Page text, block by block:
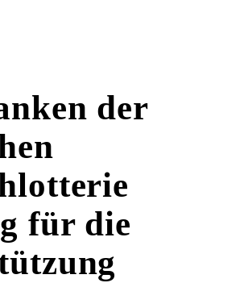
der
für die